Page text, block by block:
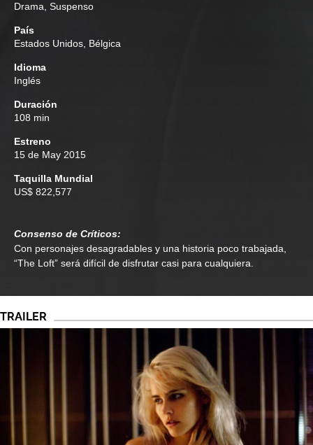
Drama Suspenso
País
Estados Unidos, Bélgica
Idioma
Inglés
Duración
108 min
Estreno
15 de May 2015
Taquilla Mundial
US$ 822,577
Consenso de Críticos:
Con personajes desagradables y una historia poco trabajada,
“The Loft” será difícil de disfrutar casi para cualquiera.
TRAILER